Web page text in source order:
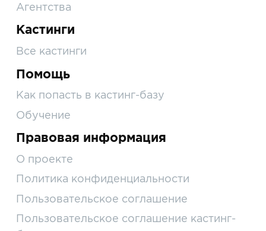
Агентства
Кастинги
Все кастинги
Помощь
Как попасть в кастинг-базу
Обучение
Правовая информация
О проекте
Политика конфиденциальности
Пользовательское соглашение
Пользовательское соглашение кастинг-